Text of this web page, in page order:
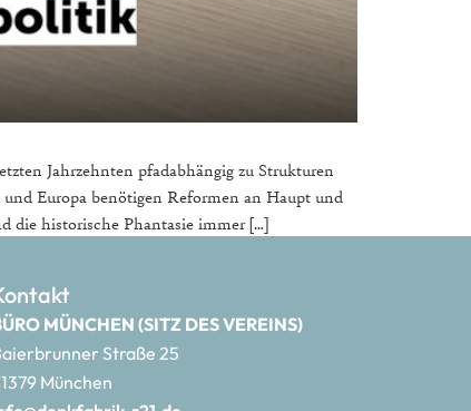
Jahrzehnten pfadabhängig zu Strukturen
Europa benötigen Reformen an Haupt und
die historische Phantasie immer […]
MÜNCHEN (SITZ DES VEREINS)
Straße 25
München